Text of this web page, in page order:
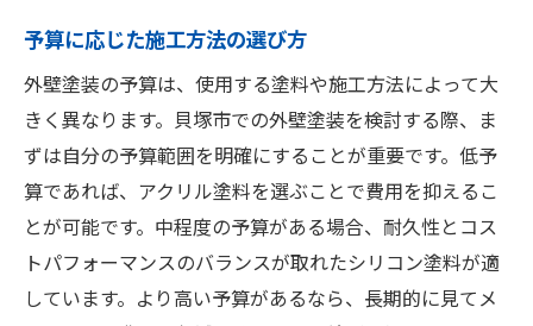
予算に応じた施工方法の選び方
外壁塗装の予算は、使用する塗料や施工方法によって大
きく異なります。貝塚市での外壁塗装を検討する際、ま
ずは自分の予算範囲を明確にすることが重要です。低予
算であれば、アクリル塗料を選ぶことで費用を抑えるこ
とが可能です。中程度の予算がある場合、耐久性とコス
トパフォーマンスのバランスが取れたシリコン塗料が適
しています。より高い予算があるなら、長期的に見てメ